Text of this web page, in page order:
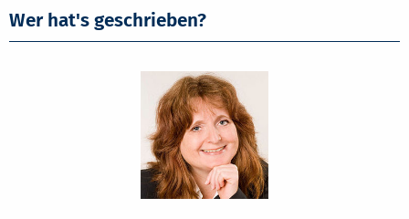
Wer hat's geschrieben?